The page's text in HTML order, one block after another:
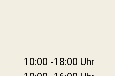
10:00 -18:00 Uhr